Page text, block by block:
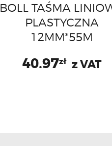
BOLL TAŚMA
PLASTYCZNA
12MM*55M
40.97zł z VAT